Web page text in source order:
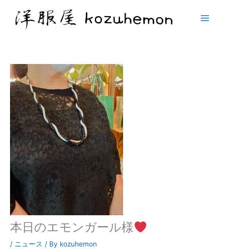
本日のエモンガール様
/ ニュース / By kozuhemon